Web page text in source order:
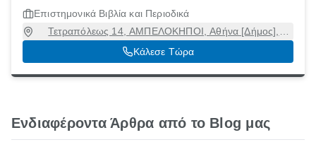
Επιστημονικά Βιβλία και Περιοδικά
Τετραπόλεως 14, ΑΜΠΕΛΟΚΗΠΟΙ, Αθήνα [Δήμος],
Αττική, 11527
Κάλεσε Τώρα
Ενδιαφέροντα Άρθρα από το Blog μας